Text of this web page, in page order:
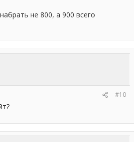
не 800, а 900 всего
#10